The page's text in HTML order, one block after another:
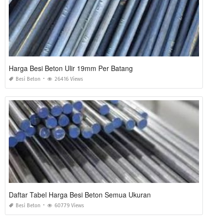
Harga Besi Beton Ulir 19mm Per Batang
Besi Beton 26416 Views
Daftar Tabel Harga Besi Beton Semua Ukuran
Besi Beton 60779 Views